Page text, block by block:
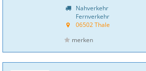
Nahverkehr
Fernverkehr
06502 Thale
merken